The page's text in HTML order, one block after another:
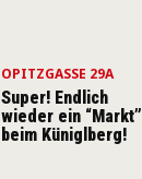
OPITZGASSE 29A
Super! Endlich
wieder ein “Markt”
beim Küniglberg!